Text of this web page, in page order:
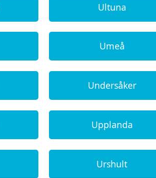
Ultuna
Umeå
Undersåker
Upplanda
Urshult